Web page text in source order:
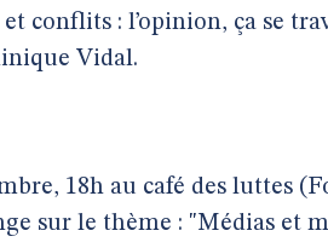
conflits : l’opinion, ça se
Vidal.
18h au café des luttes
sur le thème : "Médias et